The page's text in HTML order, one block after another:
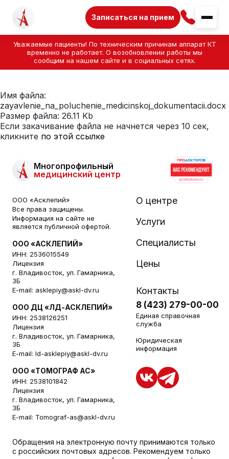
Уважаемые пациенты! По техническим причинам аппарат КТ
временно не работает. О возобновлении работы мы
сообщим на нашем сайте и в социальных сетях.
Записаться на прием
Имя файла:
zayavlenie_na_poluchenie_medicinskoj_dokumentacii.docx
Размер файла: 26.11 Kb
Если закачивание файла не начнется через 10 сек,
кликните по этой ссылке
Многопрофильный
медицинский центр
ООО «Асклепий»
Все права защищены.
Информация на сайте не
является публичной офертой.
ООО «АСКЛЕПИЙ»
ИНН: 2536015549
Лицензия
г. Владивосток, ул. Гамарника,
3Б
E-mail: asklepiy@askl-dv.ru
ООО ДЦ «ЛД-АСКЛЕПИЙ»
ИНН: 2538126251
Лицензия
г. Владивосток, ул. Гамарника,
3Б
E-mail: ld-asklepiy@askl-dv.ru
ООО «ТОМОГРАФ АС»
ИНН: 2538101842
Лицензия
г. Владивосток, ул. Гамарника,
3Б
E-mail: Tomograf-as@askl-dv.ru
О центре
Услуги
Специалисты
Цены
Контакты
8 (423) 279-00-00
Единая справочная
служба
Юридическая
информация
Обращения на электронную почту принимаются только
с российских почтовых адресов. Рекомендуем только